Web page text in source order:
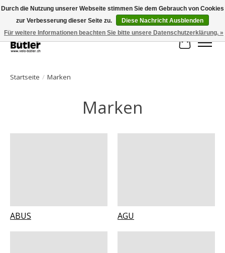
Große Auswahl an Produkten und schneller Versand!
Ihr
Startseite / Marken
Marken
ABUS AGU
Durch die Nutzung unserer Webseite stimmen Sie dem Gebrauch von Cookies
zur Verbesserung dieser Seite zu.
Diese Nachricht Ausblenden
Für weitere Informationen beachten Sie bitte unsere Datenschutzerklärung. »